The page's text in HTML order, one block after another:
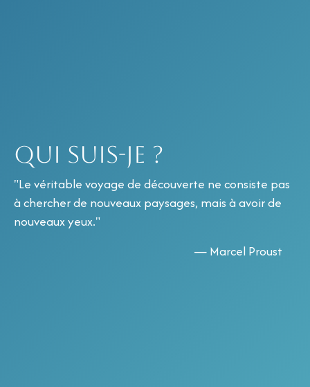
Qui suis-je ?
"Le véritable voyage de découverte ne consiste pas
à chercher de nouveaux paysages, mais à avoir de
nouveaux yeux."
— Marcel Proust